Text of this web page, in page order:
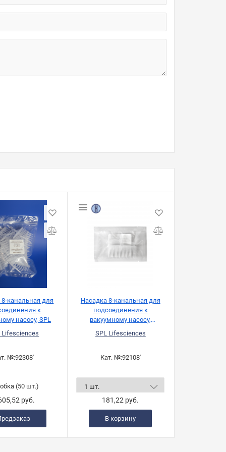
канальная для
к
насосу, SPL
Lifesciences
№:92308'
(50 шт.)
руб.
Насадка 8-канальная для
подсоединения к
вакуумному насосу,
стерильная
SPL Lifesciences
Кат. №:92108'
181,22 руб.
В корзину